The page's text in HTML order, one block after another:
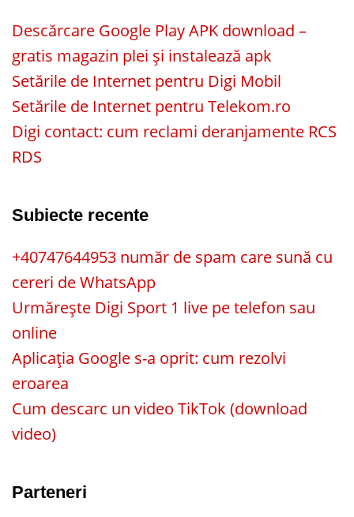
Descărcare Google Play APK download –
gratis magazin plei și instalează apk
Setările de Internet pentru Digi Mobil
Setările de Internet pentru Telekom.ro
Digi contact: cum reclami deranjamente RCS
RDS
Subiecte recente
+40747644953 număr de spam care sună cu
cereri de WhatsApp
Urmărește Digi Sport 1 live pe telefon sau
online
Aplicația Google s-a oprit: cum rezolvi
eroarea
Cum descarc un video TikTok (download
video)
Parteneri